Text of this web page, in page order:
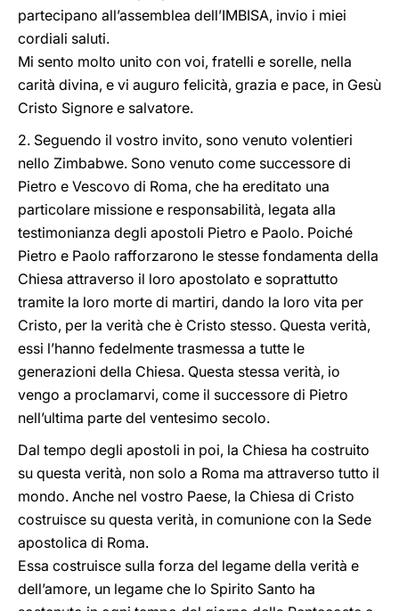
partecipano all’assemblea dell’IMBISA, invio i miei
cordiali saluti.
Mi sento molto unito con voi, fratelli e sorelle, nella
carità divina, e vi auguro felicità, grazia e pace, in Gesù
Cristo Signore e salvatore.
2. Seguendo il vostro invito, sono venuto volentieri
nello Zimbabwe. Sono venuto come successore di
Pietro e Vescovo di Roma, che ha ereditato una
particolare missione e responsabilità, legata alla
testimonianza degli apostoli Pietro e Paolo. Poiché
Pietro e Paolo rafforzarono le stesse fondamenta della
Chiesa attraverso il loro apostolato e soprattutto
tramite la loro morte di martiri, dando la loro vita per
Cristo, per la verità che è Cristo stesso. Questa verità,
essi l’hanno fedelmente trasmessa a tutte le
generazioni della Chiesa. Questa stessa verità, io
vengo a proclamarvi, come il successore di Pietro
nell’ultima parte del ventesimo secolo.
Dal tempo degli apostoli in poi, la Chiesa ha costruito
su questa verità, non solo a Roma ma attraverso tutto il
mondo. Anche nel vostro Paese, la Chiesa di Cristo
costruisce su questa verità, in comunione con la Sede
apostolica di Roma.
Essa costruisce sulla forza del legame della verità e
dell’amore, un legame che lo Spirito Santo ha